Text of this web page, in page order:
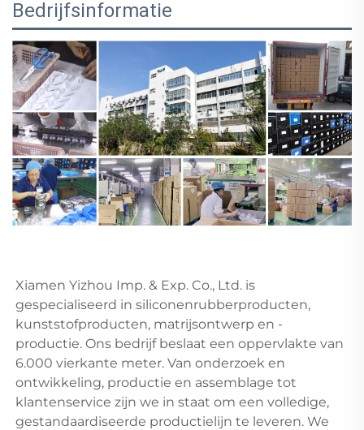
Bedrijfsinformatie
Xiamen Yizhou Imp. & Exp. Co., Ltd. is
gespecialiseerd in siliconenrubberproducten,
kunststofproducten, matrijsontwerp en -
productie. Ons bedrijf beslaat een oppervlakte van
6.000 vierkante meter. Van onderzoek en
ontwikkeling, productie en assemblage tot
klantenservice zijn we in staat om een volledige,
gestandaardiseerde productielijn te leveren. We